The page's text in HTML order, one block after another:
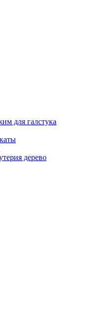
для галстука
дерево